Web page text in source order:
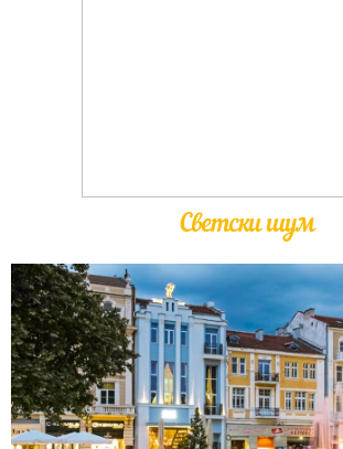
Светски шум